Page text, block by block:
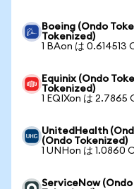
Boeing (Ondo
Tokenized)
1 BAon は 0.614513
Equinix (Ondo
Tokenized)
1 EQIXon は 2.7865
UnitedHealth
(Ondo Tokenized)
1 UNHon は 1.0860
ServiceNow